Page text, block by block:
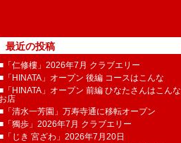
最近の投稿
「仁修樓」2026年7月 クラブエリー
「HINATA」オープン 後編 コースはこんな
「HINATA」オープン 前編 ひなたさんはこんな
お店
「清水一芳園」万寿寺通に移転オープン
「獨歩」2026年7月 クラブエリー
「じき 宮ざわ」2026年7月20日